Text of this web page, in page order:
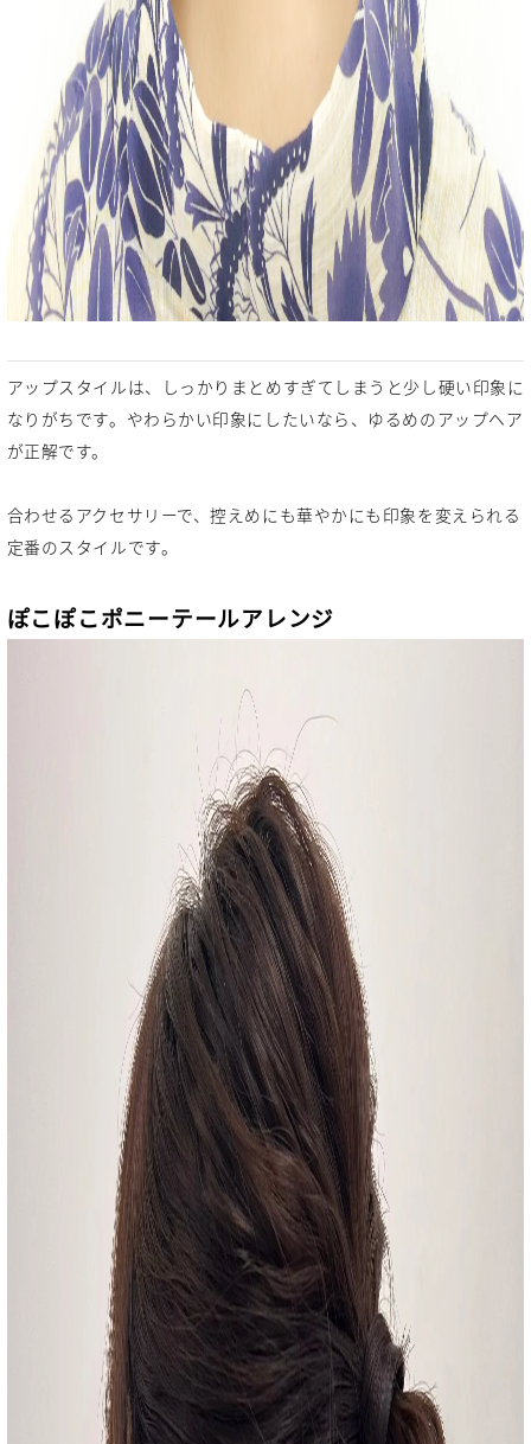
アップスタイルは、しっかりまとめすぎてしまうと少し硬い印象に
なりがちです。やわらかい印象にしたいなら、ゆるめのアップヘア
が正解です。
合わせるアクセサリーで、控えめにも華やかにも印象を変えられる
定番のスタイルです。
ぽこぽこポニーテールアレンジ